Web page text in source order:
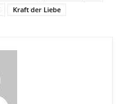
Kraft der Liebe